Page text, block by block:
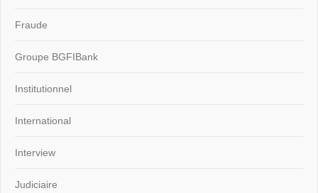
Fraude
Groupe BGFIBank
Institutionnel
International
Interview
Judiciaire